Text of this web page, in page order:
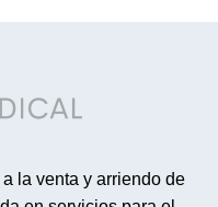
la venta y arriendo de